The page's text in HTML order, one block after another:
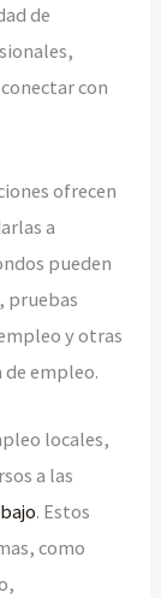
de
con
ofrecen
a
pueden
pruebas
y otras
de empleo.
locales,
a las
. Estos
como